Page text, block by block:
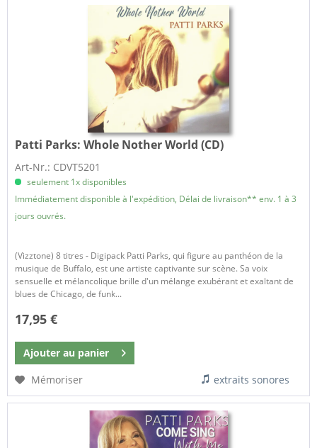
Patti Parks:Whole Nother World (CD)
Art-Nr.: CDVT5201
seulement 1x disponibles
Immédiatement disponible à l'expédition, Délai de livraison** env. 1 à 3
jours ouvrés.
(Vizztone) 8 titres - Digipack Patti Parks, qui figure au panthéon de la
musique de Buffalo, est une artiste captivante sur scène. Sa voix
sensuelle et mélancolique brille d'un mélange exubérant et exaltant de
blues de Chicago, de funk...
17,95 €
Ajouter au panier
Mémoriser
extraits sonores